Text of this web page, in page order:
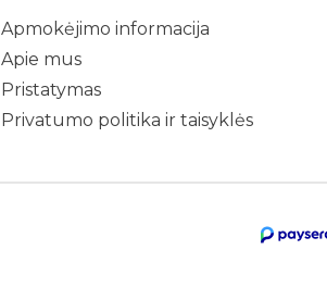
Apmokėjimo informacija
Apie mus
Pristatymas
Privatumo politika ir taisyklės